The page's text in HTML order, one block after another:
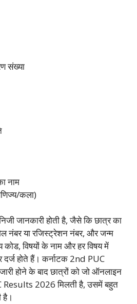
संख्या
नाम
कला)
जानकारी होती है, जैसे कि छात्र का
नंबर या रजिस्ट्रेशन नंबर, और जन्म
कोड, विषयों के नाम और हर विषय में
दर्ज होते हैं। कर्नाटक 2nd PUC
होने के बाद छात्रों को जो ऑनलाइन
2026 मिलती है, उसमें बहुत
है।